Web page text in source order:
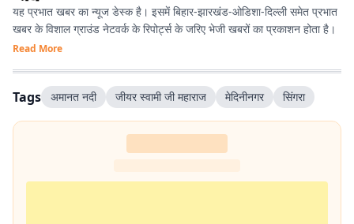
यह प्रभात खबर का न्यूज डेस्क है। इसमें बिहार-झारखंड-ओडिशा-दिल्‍ली समेत प्रभात
खबर के विशाल ग्राउंड नेटवर्क के रिपोर्ट्स के जरिए भेजी खबरों का प्रकाशन होता है।
Read More
Tags अमानत नदी जीयर स्वामी जी महाराज मेदिनीनगर सिंगरा